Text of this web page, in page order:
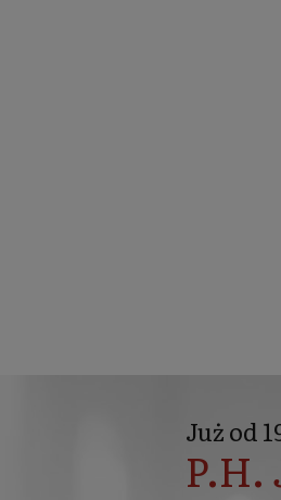
Już od
P.H.